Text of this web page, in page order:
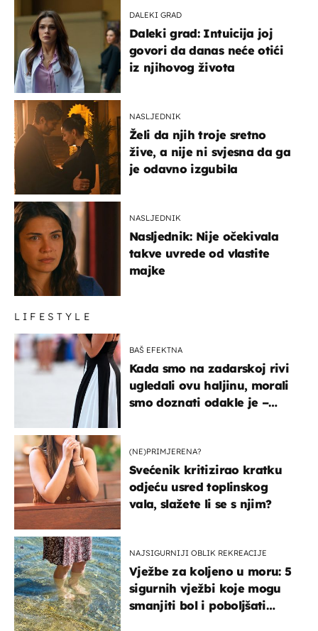
DALEKI GRAD
Daleki grad: Intuicija joj
govori da danas neće otići
iz njihovog života
NASLJEDNIK
Želi da njih troje sretno
žive, a nije ni svjesna da ga
je odavno izgubila
NASLJEDNIK
Nasljednik: Nije očekivala
takve uvrede od vlastite
majke
LIFESTYLE
BAŠ EFEKTNA
Kada smo na zadarskoj rivi
ugledali ovu haljinu, morali
smo doznati odakle je –
(NE)PRIMJERENA?
Svećenik kritizirao kratku
odjeću usred toplinskog
vala, slažete li se s njim?
NAJSIGURNIJI OBLIK REKREACIJE
Vježbe za koljeno u moru: 5
sigurnih vježbi koje mogu
smanjiti bol i poboljšati